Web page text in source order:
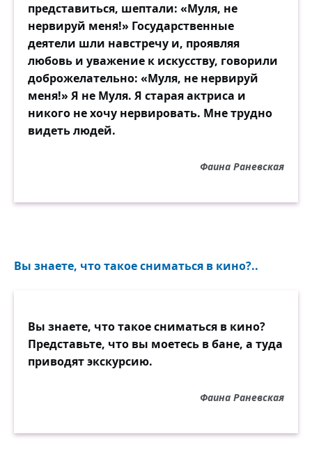
представиться, шептали: «Муля, не
нервируй меня!» Государственные
деятели шли навстречу и, проявляя
любовь и уважение к искусству, говорили
доброжелательно: «Муля, не нервируй
меня!» Я не Муля. Я старая актриса и
никого не хочу нервировать. Мне трудно
видеть людей.
Фаина Раневская
Вы знаете, что такое сниматься в кино?..
Вы знаете, что такое сниматься в кино?
Представьте, что вы моетесь в бане, а туда
приводят экскурсию.
Фаина Раневская